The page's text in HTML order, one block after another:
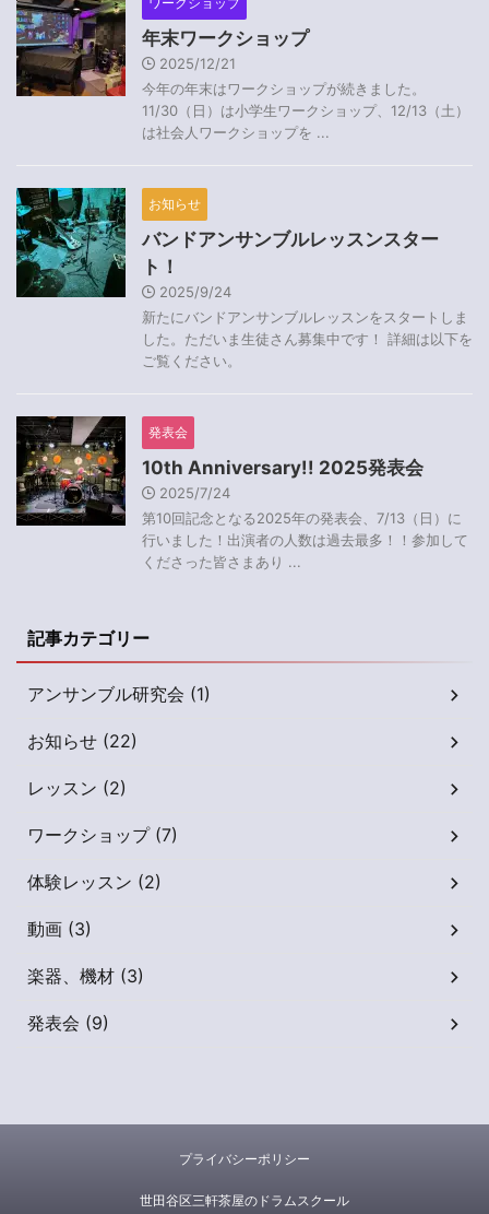
年末ワークショップ
2025/12/21
今年の年末はワークショップが続きました。
11/30（日）は小学生ワークショップ、12/13（土）
は社会人ワークショップを ...
お知らせ
バンドアンサンブルレッスンスター
ト！
2025/9/24
新たにバンドアンサンブルレッスンをスタートしま
した。ただいま生徒さん募集中です！ 詳細は以下を
ご覧ください。
発表会
10th Anniversary!! 2025発表会
2025/7/24
第10回記念となる2025年の発表会、7/13（日）に
行いました！出演者の人数は過去最多！！参加して
くださった皆さまあり ...
記事カテゴリー
アンサンブル研究会 (1)
お知らせ (22)
レッスン (2)
ワークショップ (7)
体験レッスン (2)
動画 (3)
楽器、機材 (3)
発表会 (9)
プライバシーポリシー
世田谷区三軒茶屋のドラムスクール